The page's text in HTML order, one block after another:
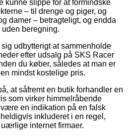
kunne slippe for at formindske
– til drenge og piger, og
damer – betragteligt, og endda
beregning.
udbytterigt at sammenholde
efter udsalg på SKS Racer
du køber, således at man er
mindst kostelige pris.
at såfremt en butik forhandler en
som virker himmelråbende
en indikation på en falsk
inkluderet i en regel,
internet firmaer.